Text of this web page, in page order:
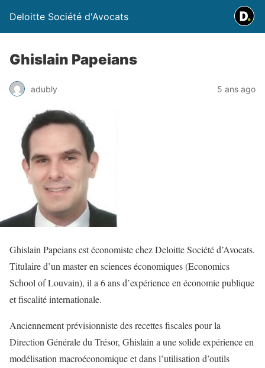
Deloitte Société d'Avocats
Ghislain Papeians
adubly 5 ans ago
Ghislain Papeians est économiste chez Deloitte Société d’Avocats.
Titulaire d’un master en sciences économiques (Economics
School of Louvain), il a 6 ans d’expérience en économie publique
et fiscalité internationale.
Anciennement prévisionniste des recettes fiscales pour la
Direction Générale du Trésor, Ghislain a une solide expérience en
modélisation macroéconomique et dans l’utilisation d’outils